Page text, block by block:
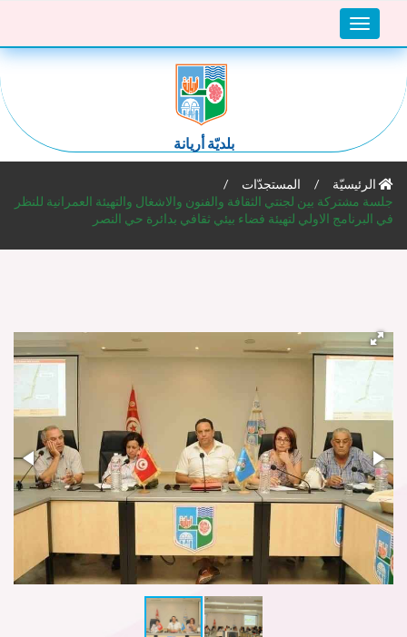
Toggle
navigation
بلديّة أريانة
الرئيسيّة
المستجدّات
جلسة مشتركة بين لجنتي الثقافة والفنون والاشغال والتهيئة العمرانية للنظر
في البرنامج الاولي لتهيئة فضاء بيئي ثقافي بدائرة حي النصر